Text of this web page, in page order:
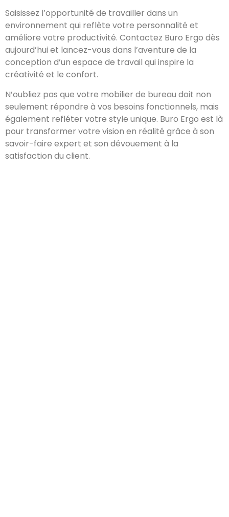
Saisissez l’opportunité de travailler dans un
environnement qui reflète votre personnalité et
améliore votre productivité. Contactez Buro Ergo dès
aujourd’hui et lancez-vous dans l’aventure de la
conception d’un espace de travail qui inspire la
créativité et le confort.
N’oubliez pas que votre mobilier de bureau doit non
seulement répondre à vos besoins fonctionnels, mais
également refléter votre style unique. Buro Ergo est là
pour transformer votre vision en réalité grâce à son
savoir-faire expert et son dévouement à la
satisfaction du client.